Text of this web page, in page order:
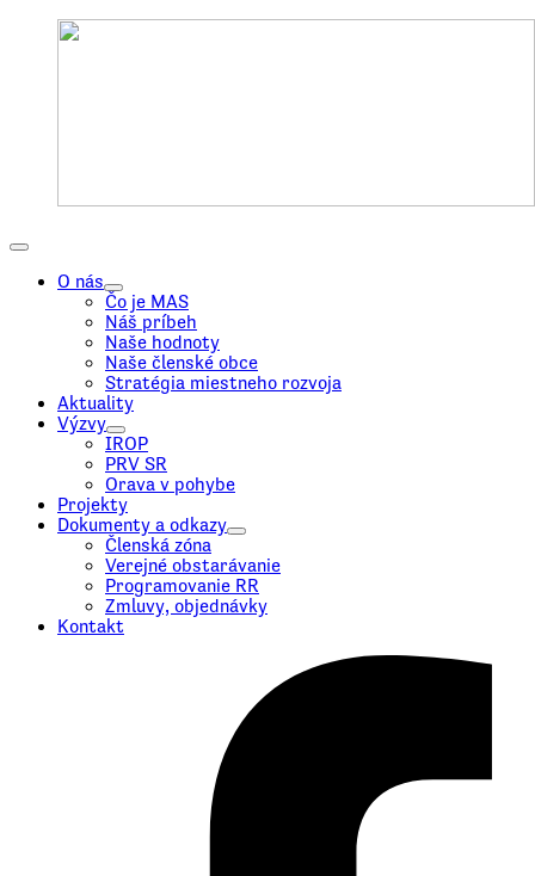
O nás
Čo je MAS
Náš príbeh
Naše hodnoty
Naše členské obce
Stratégia miestneho rozvoja
Aktuality
Výzvy
IROP
PRV SR
Orava v pohybe
Projekty
Dokumenty a odkazy
Členská zóna
Verejné obstarávanie
Programovanie RR
Zmluvy, objednávky
Kontakt